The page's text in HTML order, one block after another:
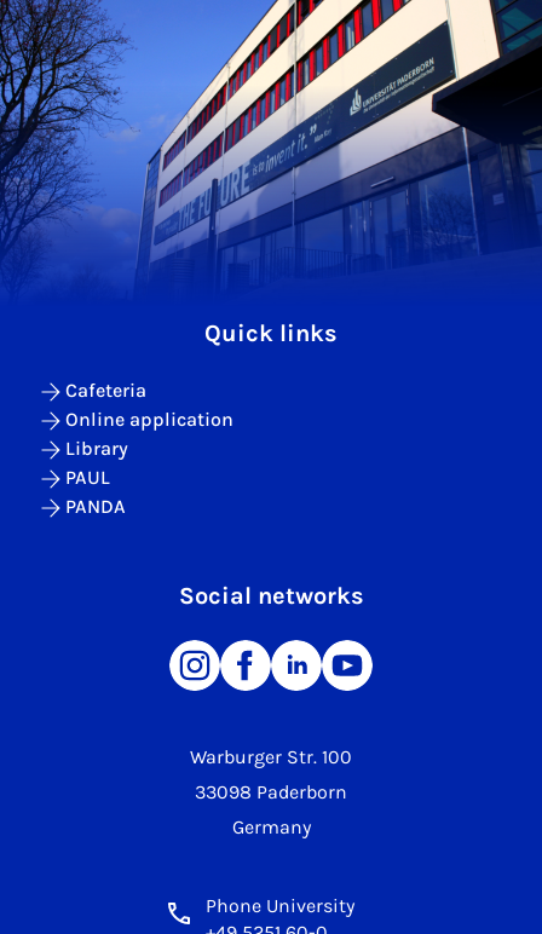
Warburger Str. 100
33098 Paderborn
Germany
Phone University
Quick links
Cafeteria
Online application
Library
PAUL
PANDA
Social networks